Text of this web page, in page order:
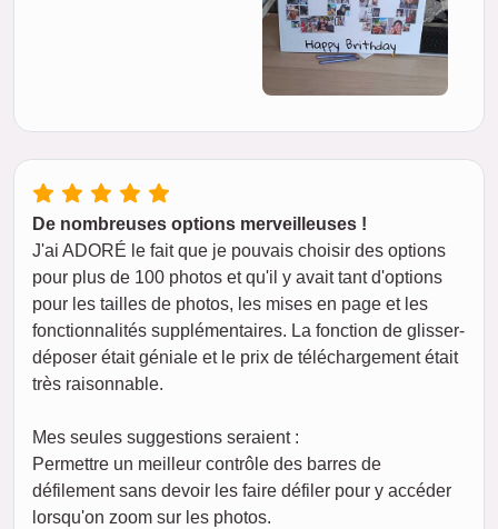
De nombreuses options merveilleuses !
J'ai ADORÉ le fait que je pouvais choisir des options
pour plus de 100 photos et qu'il y avait tant d'options
pour les tailles de photos, les mises en page et les
fonctionnalités supplémentaires. La fonction de glisser-
déposer était géniale et le prix de téléchargement était
très raisonnable.
Mes seules suggestions seraient :
Permettre un meilleur contrôle des barres de
défilement sans devoir les faire défiler pour y accéder
lorsqu'on zoom sur les photos.